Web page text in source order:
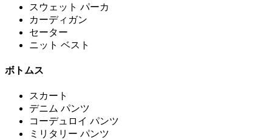
スウェット パーカ
カーディガン
セーター
ニット ベスト
ボトムス
スカート
デニム パンツ
コーデュロイ パンツ
ミリタリー パンツ